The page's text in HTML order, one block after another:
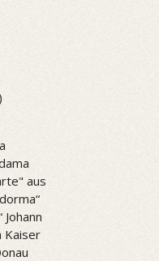
aus
Johann
Kaiser